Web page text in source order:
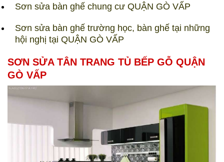
Sơn sửa bàn ghế chung cư QUẬN GÒ VẤP
Sơn sửa bàn ghế trường học, bàn ghế tại những
hội nghị tại QUẬN GÒ VẤP
SƠN SỬA TÂN TRANG TỦ BẾP GỖ QUẬN
GÒ VẤP